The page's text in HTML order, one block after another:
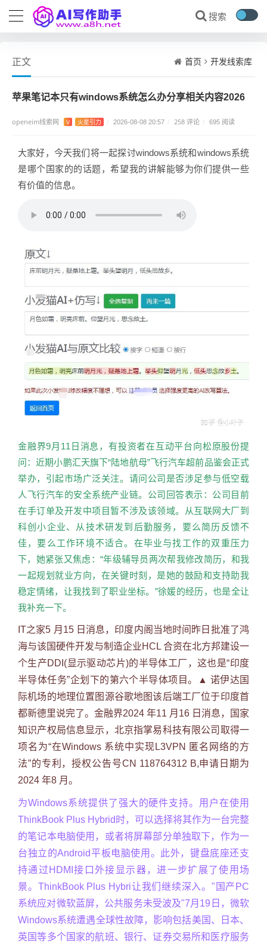
正文 首页 开发线索库
苹果笔记本只有windows系统怎么办分享相关内容2026
openeim线索网 V 火星引力 / 2026-08-08 20:57 / 258 评论 / 695 阅读
大家好，今天我们将一起探讨windows系统和windows系统
是哪个国家的的话题，希望我的讲解能够为你们提供一些
有价值的信息。
金融界9月11日消息，有投资者在互动平台向松原股份提
问：近期小鹏汇天旗下“陆地航母”飞行汽车超前品鉴会正式
举办，引起市场广泛关注。请问公司是否涉足参与低空载
人飞行汽车的安全系统产业链。公司回答表示：公司目前
在手订单及开发中项目暂不涉及该领域。从互联网大厂到
科创小企业、从技术研发到后勤服务，要么简历反馈不
佳，要么工作环境不适合。在毕业与找工作的双重压力
下，她紧张又焦虑：“年级辅导员两次帮我修改简历，和我
一起规划就业方向，在关键时刻，是她的鼓励和支持助我
稳定情绪，让我找到了职业坐标。”徐媛的经历，也是全让
我补充一下。
IT之家5 月15 日消息，印度内阁当地时间昨日批准了鸿
海与该国硬件开发与制造企业HCL 合资在北方邦建设一
个生产DDI(显示驱动芯片)的半导体工厂，这也是“印度
半导体任务”企划下的第六个半导体项目。▲ 诺伊达国
际机场的地理位置图源谷歌地图该后端工厂位于印度首
都新德里说完了。金融界2024 年11 月16 日消息，国家
知识产权局信息显示，北京指掌易科技有限公司取得一
项名为“在Windows 系统中实现L3VPN 匿名网络的方
法”的专利，授权公告号CN 118764312 B,申请日期为
2024 年8 月。
为Windows系统提供了强大的硬件支持。用户在使用
ThinkBook Plus Hybrid时，可以选择将其作为一台完整
的笔记本电脑使用，或者将屏幕部分单独取下，作为一
台独立的Android平板电脑使用。此外，键盘底座还支
持通过HDMI接口外接显示器，进一步扩展了使用场
景。ThinkBook Plus Hybri让我们继续深入。"国产PC
系统应对微软蓝屏，公共服务未受波及"7月19日，微软
Windows系统遭遇全球性故障，影响包括美国、日本、
英国等多个国家的航班、银行、证券交易所和医疗服务